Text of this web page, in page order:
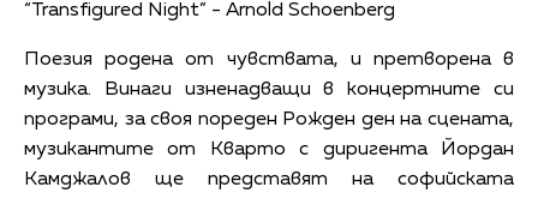
“Transfigured Night” - Arnold Schoenberg
Поезия родена от чувствата, и претворена в
музика. Винаги изненадващи в концертните си
програми, за своя пореден Рожден ден на сцената,
музикантите от Кварто с диригента Йордан
Камджалов ще представят на софийската